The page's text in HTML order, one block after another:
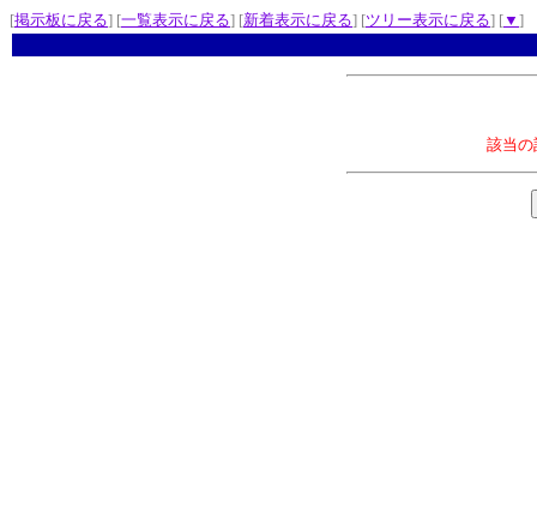
[掲示板に戻る] [一覧表示に戻る] [新着表示に戻る] [ツリー表示に戻る] [▼ ]
該当の